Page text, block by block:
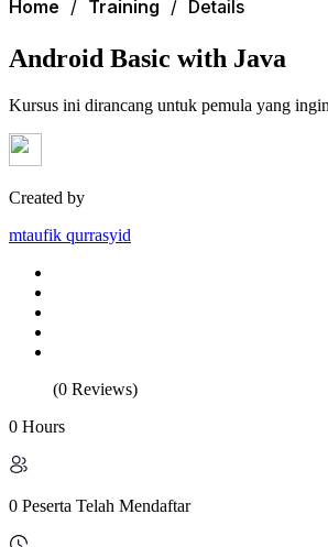
Home Training Details
Android Basic with Java
Kursus ini dirancang untuk pemula yang
Created by
mtaufik qurrasyid
(0 Reviews)
0 Hours
0 Peserta Telah Mendaftar